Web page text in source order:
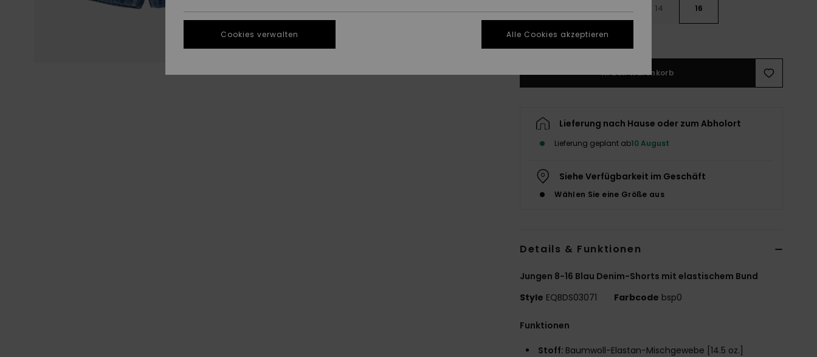
14 16
Größentabelle ansehen
In den Warenkorb
Lieferung nach Hause oder zum Abholort
Lieferung geplant ab10 August
Siehe Verfügbarkeit im Geschäft
Wählen Sie eine Größe aus
Details & Funktionen
Jungen 8-16 Blau Denim-Shorts mit elastischem Bund
Style EQBDS03071 Farbcode bsp0
Funktionen
Stoff: Baumwoll-Elastan-Mischgewebe [14.5 oz.]
Cookies verwalten Alle Cookies akzeptieren